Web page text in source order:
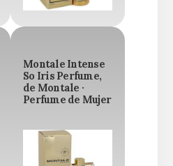
Montale Intense
So Iris Perfume,
de Montale ·
Perfume de Mujer